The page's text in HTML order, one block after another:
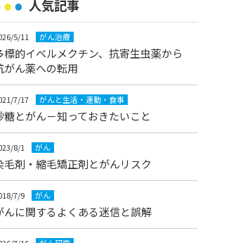
人気記事
5/11 がん治療
標的イベルメクチン、抗寄生虫薬から
がん薬への転用
7/17 がんと生活・運動・食事
糖とがん－知っておきたいこと
8/1 がん
毛剤・縮毛矯正剤とがんリスク
7/9 がん
んに関するよくある迷信と誤解